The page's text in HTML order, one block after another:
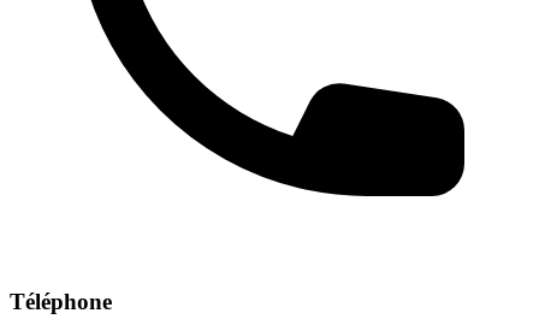
Téléphone